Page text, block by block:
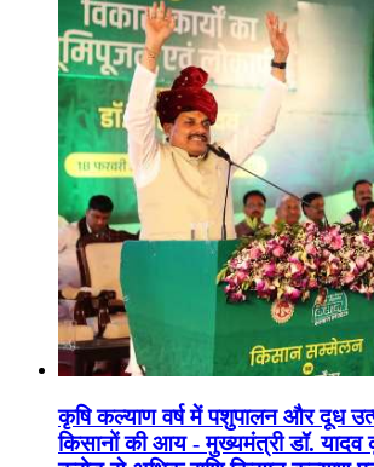
कृषि कल्याण वर्ष में पशुपालन और दूध
किसानों की आय - मुख्यमंत्री डॉ. यादव